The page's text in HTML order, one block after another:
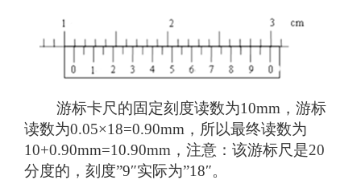
游标卡尺的固定刻度读数为10mm，游标
读数为0.05×18=0.90mm，所以最终读数为
10+0.90mm=10.90mm，注意：该游标尺是20
分度的，刻度”9″实际为”18″。